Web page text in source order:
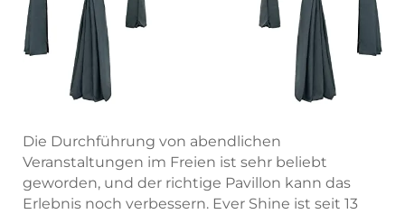
Die Durchführung von abendlichen
Veranstaltungen im Freien ist sehr beliebt
geworden, und der richtige Pavillon kann das
Erlebnis noch verbessern. Ever Shine ist seit 13